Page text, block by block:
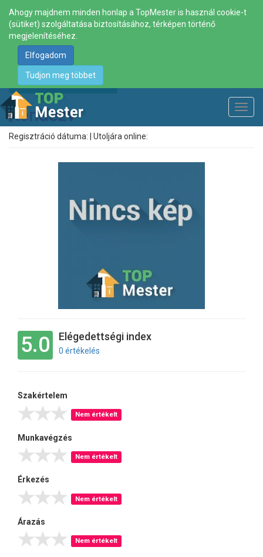
Ahogy majdnem minden honlap a TopMester is használ cookie-t
(sütiket) szolgáltatása biztosításához, térképen történő
megjelenítéséhez.
Elfogadom
Tudjon meg többet
Megjelenítés térképen
Rendezv
Regisztráció dátuma: | Utoljára online:
5.0 Elégedettségi index
0 értékelés
Szakértelem
Nem értékelt
Munkavégzés
Nem értékelt
Érkezés
Nem értékelt
Árazás
Nem értékelt